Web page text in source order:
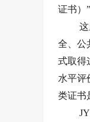
证书）”
全、公
式取得
水平评
类证书